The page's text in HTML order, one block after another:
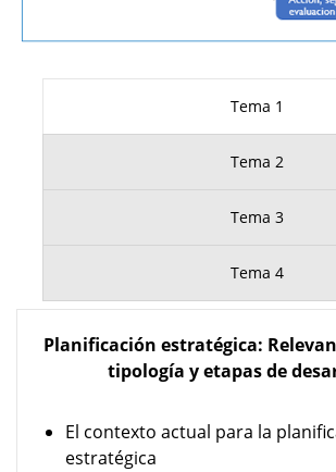
Tema 1
Tema 2
Tema 3
Tema 4
Planificación estratégica:
tipología y etapas de
El contexto actual para la
estratégica